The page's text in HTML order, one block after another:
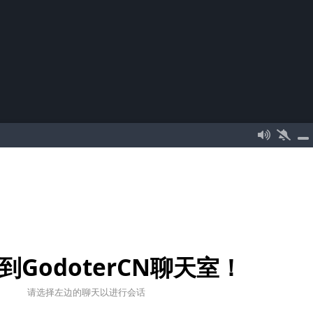
GodoterCN聊天室！
请选择左边的聊天以进行会话